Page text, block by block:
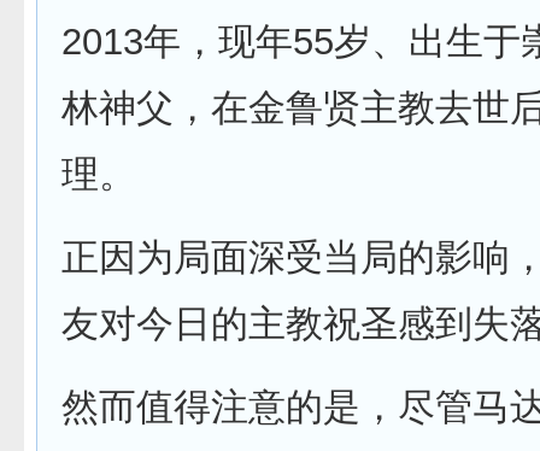
2013年，现年55岁、出生于
林神父，在金鲁贤主教去世
理。
正因为局面深受当局的影响
友对今日的主教祝圣感到失
然而值得注意的是，尽管马